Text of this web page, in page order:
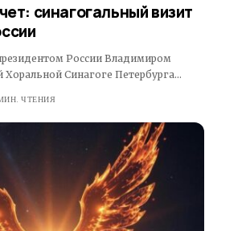
синагогальный визит
России Владимиром
Синагоге Петербурга…
ЧТЕНИЯ